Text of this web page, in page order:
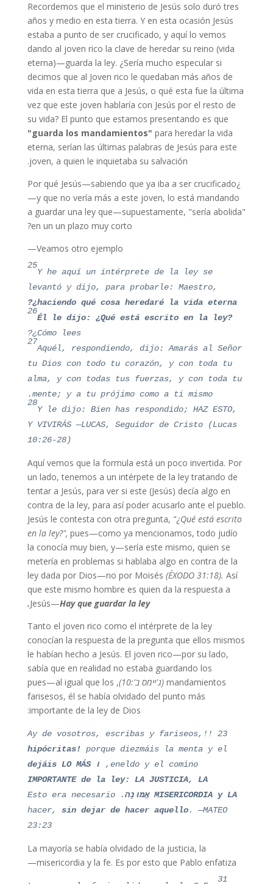
Recordemos que el ministerio de Jesús solo duró tres
años y medio en esta tierra. Y en esta ocasión Jesús
estaba a punto de ser crucificado, y aquí lo vemos
dando al joven rico la clave de heredar su reino (vida
eterna)—guarda la ley. ¿Sería mucho especular si
decimos que al Joven rico le quedaban más años de
vida en esta tierra que a Jesús, o qué esta fue la última
vez que este joven hablaría con Jesús por el resto de
su vida? El punto que estamos presentando es que
"guarda los mandamientos" para heredar la vida
eterna, serían las últimas palabras de Jesús para este
joven, a quien le inquietaba su salvación.
¿Por qué Jesús—sabiendo que ya iba a ser crucificado
—y que no vería más a este joven, lo está mandando
a guardar una ley que—supuestamente, "sería abolida"
en un un plazo muy corto?
Veamos otro ejemplo—
25
Y he aquí un intérprete de la ley se
levantó y dijo, para probarle: Maestro,
¿haciendo qué cosa heredaré la vida eterna?
26
Él le dijo:
¿Qué está escrito en la ley?
¿Cómo lees?
27
Aquél, respondiendo, dijo: Amarás al Señor
tu Dios con todo tu corazón, y con toda tu
alma, y con todas tus fuerzas, y con toda tu
mente; y a tu prójimo como a ti mismo.
28
Y le dijo: Bien has respondido; HAZ ESTO,
Y VIVIRÁS —LUCAS, Seguidor de Cristo (Lucas
10:26-28)
Aquí vemos que la formula está un poco invertida. Por
un lado, tenemos a un intérpete de la ley tratando de
tentar a Jesús, para ver si este (Jesús) decía algo en
contra de la ley, para así poder acusarlo ante el pueblo.
Jesús le contesta con otra pregunta, "¿Qué está escrito
en la ley?", pues—como ya mencionamos, todo judío
la conocía muy bien, y—sería este mismo, quien se
metería en problemas si hablaba algo en contra de la
ley dada por Dios—no por Moisés (ÉXODO 31:18). Así
que este mismo hombre es quien da la respuesta a
Jesús—Hay que guardar la ley.
Tanto el joven rico como el intérprete de la ley
conocían la respuesta de la pregunta que ellos mismos
le habían hecho a Jesús. El joven rico—por su lado,
sabía que en realidad no estaba guardando los
mandamientos (ג'יימס ב':10)
, pues—al igual que los
farisesos, él se había olvidado del punto más
importante de la ley de Dios:
23 !!Ay de vosotros, escribas y fariseos,
hipócritas! porque diezmáis la menta y el
eneldo y el comino,
ו
dejáis LO MÁS
IMPORTANTE de la ley:
LA JUSTICIA, LA
MISERICORDIA y LA אֱמוּנָה.
Esto era necesario
hacer, sin dejar de hacer aquello. —MATEO
23:23
La mayoría se había olvidado de la justicia, la
misericordia y la fe. Es por esto que Pablo enfatiza—
31